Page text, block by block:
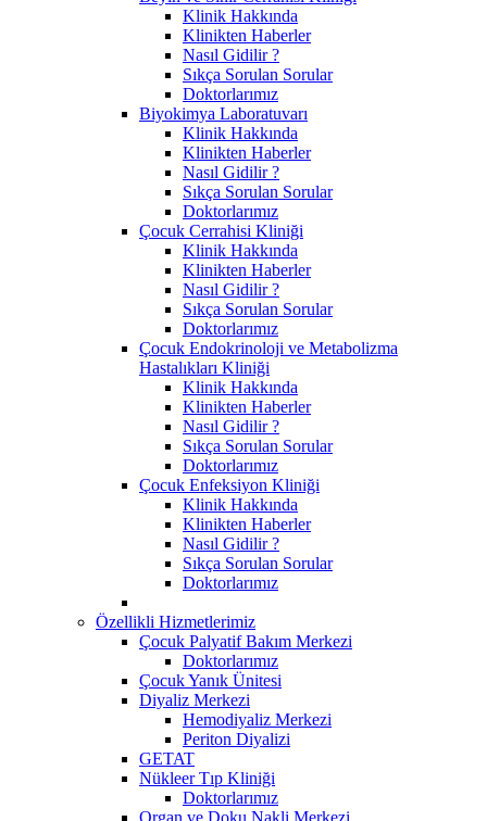
Klinik Hakkında
Klinikten Haberler
Nasıl Gidilir ?
Sıkça Sorulan Sorular
Doktorlarımız
Biyokimya Laboratuvarı
Klinik Hakkında
Klinikten Haberler
Nasıl Gidilir ?
Sıkça Sorulan Sorular
Doktorlarımız
Çocuk Cerrahisi Kliniği
Klinik Hakkında
Klinikten Haberler
Nasıl Gidilir ?
Sıkça Sorulan Sorular
Doktorlarımız
Çocuk Endokrinoloji ve Metabolizma
Hastalıkları Kliniği
Klinik Hakkında
Klinikten Haberler
Nasıl Gidilir ?
Sıkça Sorulan Sorular
Doktorlarımız
Çocuk Enfeksiyon Kliniği
Klinik Hakkında
Klinikten Haberler
Nasıl Gidilir ?
Sıkça Sorulan Sorular
Doktorlarımız
Özellikli Hizmetlerimiz
Çocuk Palyatif Bakım Merkezi
Doktorlarımız
Çocuk Yanık Ünitesi
Diyaliz Merkezi
Hemodiyaliz Merkezi
Periton Diyalizi
GETAT
Nükleer Tıp Kliniği
Doktorlarımız
Organ ve Doku Nakli Merkezi